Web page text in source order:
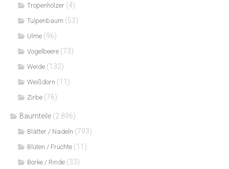
Tropenhölzer (4)
Tulpenbaum (53)
Ulme (96)
Vogelbeere (73)
Weide (132)
Weißdorn (11)
Zirbe (76)
Baumteile (2.896)
Blätter / Nadeln (793)
Blüten / Früchte (11)
Borke / Rinde (33)